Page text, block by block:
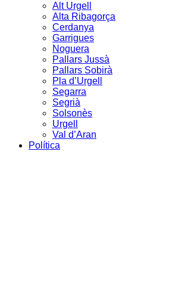
Alt Urgell
Alta Ribagorça
Cerdanya
Garrigues
Noguera
Pallars Jussà
Pallars Sobirà
Pla d’Urgell
Segarra
Segrià
Solsonès
Urgell
Val d’Aran
Política